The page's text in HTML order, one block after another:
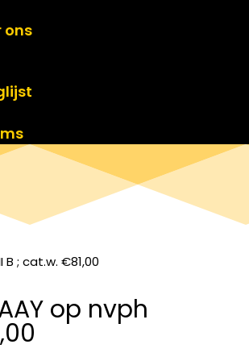
ons
B ; cat.w. €81,00
op nvph